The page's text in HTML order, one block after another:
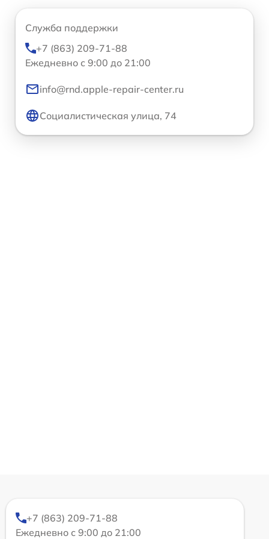
Служба поддержки
+7 (863) 209-71-88
Ежедневно с 9:00 до 21:00
info@rnd.apple-repair-center.ru
Социалистическая улица, 74
+7 (863) 209-71-88
Ежедневно с 9:00 до 21:00